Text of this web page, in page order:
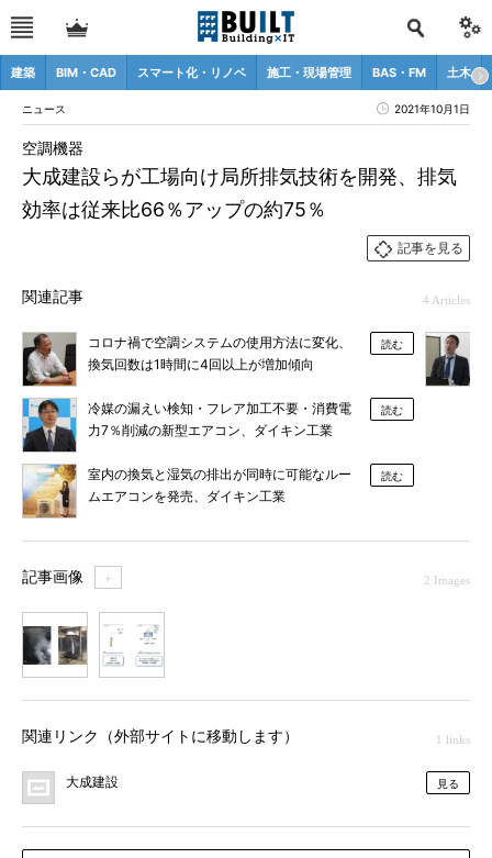
建築 BIM・CAD スマート化・リノベ 施工・現場管理 BAS・FM 土木
ニュース 2021年10月1日
大成建設らが工場向け局所排気技術を開発、排気
効率は従来比66％アップの約75％
空調機器
記事を見る
関連記事 4 Articles
コロナ禍で空調システムの使用方法に変化、
換気回数は1時間に4回以上が増加傾向
読む
冷媒の漏えい検知・フレア加工不要・消費電
力7％削減の新型エアコン、ダイキン工業
読む
室内の換気と湿気の排出が同時に可能なルー
ムエアコンを発売、ダイキン工業
読む
記事画像 ＋ 2 Images
関連リンク（外部サイトに移動します） 1 links
大成建設 見る